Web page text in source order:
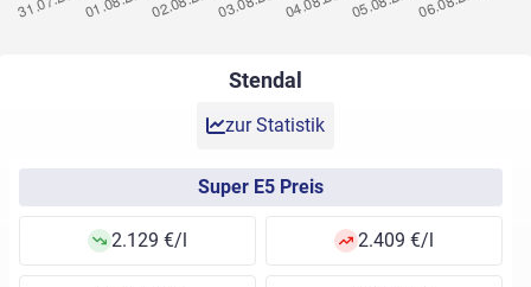
Stendal
zur Statistik
Super E5 Preis
2.129 €/l 2.409 €/l